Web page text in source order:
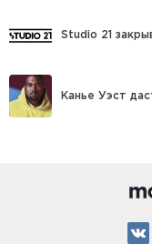
Studio 21
Канье Уэст